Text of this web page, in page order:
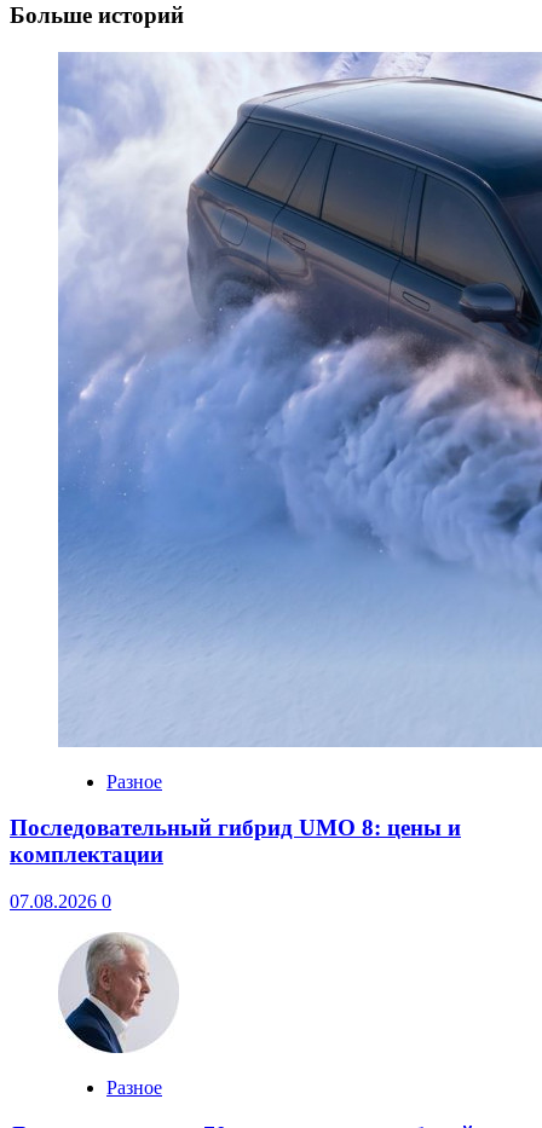
Больше историй
Разное
Последовательный гибрид UMO 8: цены и
комплектации
07.08.2026 0
Разное